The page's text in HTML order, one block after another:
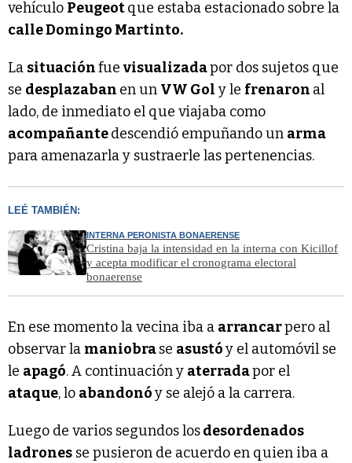
vehículo Peugeotque estaba estacionado sobre la
calle Domingo Martinto.
La situaciónfue visualizadapor dos sujetos que
se desplazaban en un VW Gol y le frenaron al
lado, de inmediato el que viajaba como
acompañantedescendió empuñando un arma
para amenazarla y sustraerle las pertenencias.
LEÉ TAMBIÉN:
INTERNA PERONISTA BONAERENSE
Cristina baja la intensidad en la interna con Kicillof
y acepta modificar el cronograma electoral
bonaerense
En ese momento la vecina iba a arrancarpero al
observar la maniobrase asustóy el automóvil se
le apagó. A continuación y aterradapor el
ataque, lo abandonóy se alejó a la carrera.
Luego de varios segundos losdesordenados
ladrones se pusieron de acuerdo en quien iba a